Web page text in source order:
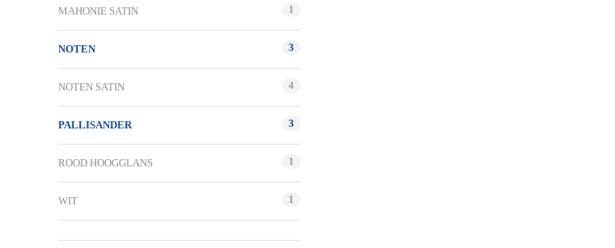
MAHONIE SATIN 1
NOTEN 3
NOTEN SATIN 4
PALLISANDER 3
ROOD HOOGGLANS 1
WIT 1